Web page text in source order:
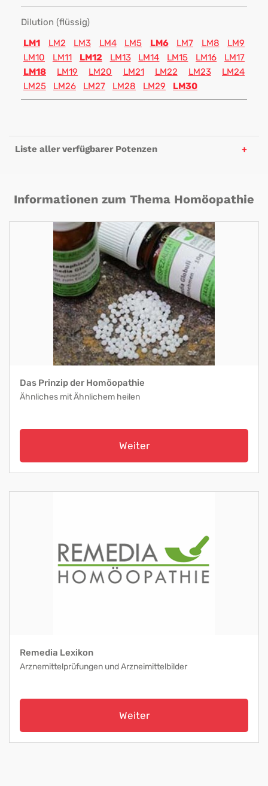
Dilution (flüssig)
LM1
LM2 LM3 LM4 LM5 LM6 LM7 LM8
LM9
LM10
LM11 LM12 LM13 LM14 LM15 LM16
LM17
LM18
LM19 LM20 LM21 LM22 LM23
LM24
LM25
LM26 LM27 LM28 LM29 LM30
Liste aller verfügbarer Potenzen
Informationen zum Thema Homöopathie
Das Prinzip der Homöopathie
Ähnliches mit Ähnlichem heilen
Weiter
Remedia Lexikon
Arznemittelprüfungen und Arzneimittelbilder
Weiter